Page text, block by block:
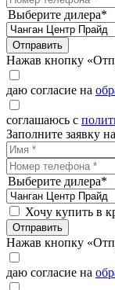
Выберите дилера*
Отправить
Нажав кнопку
даю согласие на
соглашаюсь с
Заполните заявку
Выберите дилера*
Хочу купить в
Отправить
Нажав кнопку
даю согласие на